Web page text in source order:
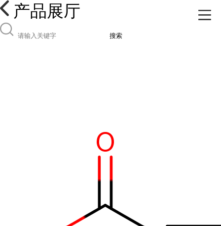
产品展厅
搜索